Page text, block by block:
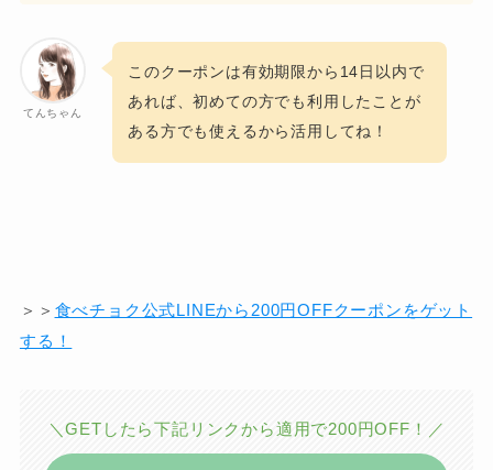
てんちゃん
このクーポンは有効期限から14日以内で
あれば、初めての方でも利用したことが
ある方でも使えるから活用してね！
＞＞ 食べチョク公式LINEから200円OFFクーポンをゲット
する！
＼GETしたら下記リンクから適用で200円OFF！／